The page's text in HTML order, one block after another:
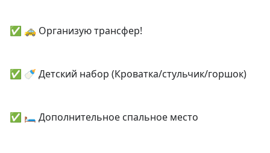
✅ 🚕 Организую трансфер!
✅ 🍼 Детский набор (Кроватка/стульчик/горшок)
✅ 🛏️ Дополнительное спальное место